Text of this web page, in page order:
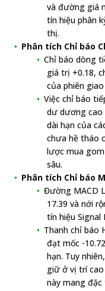
và đường giá
tín hiệu phân
thị.
Phân tích Chỉ báo
Chỉ báo dòng
giá trị +0.18,
của phiên
Việc chỉ báo
dư dương cao
dài hạn của
chưa hề tháo
lược mua
sâu.
Phân tích Chỉ báo
Đường MACD
17.39 và nới
tín hiệu Signal
Thanh chỉ báo
đạt mốc -
hạn. Tuy
giữ ở vị trí
này mang